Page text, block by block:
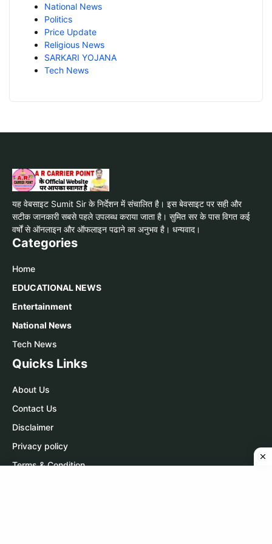
National News
Politics
Price Update
Religious News
SARKARI YOJANA
Tech News
यह वेबसाइट Sumit Sir के निर्देशन में संचालित है। इस बेवसाइट पर सही और
सटीक जानकारी सबसे पहले उपलब्ध कराया जाता है। सुमित सर के पास विगत कई
वर्षों से ऑनलाइन और ऑफलाइन पढाने का अनुभव है। धन्यवाद।
Categories
Home
EDUCATIONAL NEWS
Entertainment
National News
Tech News
Quicks Links
About Us
Contact Us
Disclaimer
Privacy policy
Terms & Condition